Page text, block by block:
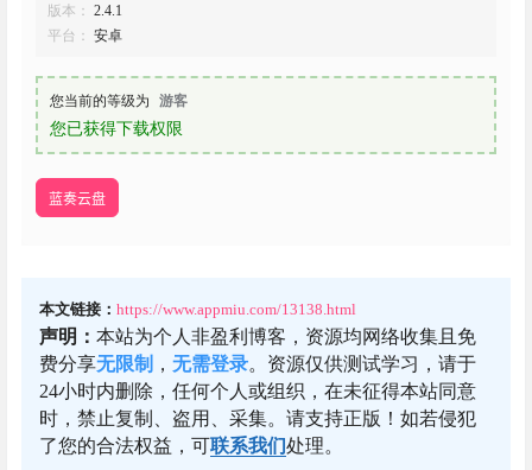
版本： 2.4.1
平台： 安卓
您当前的等级为 游客
您已获得下载权限
蓝奏云盘
本文链接： https://www.appmiu.com/13138.html
声明： 本站为个人非盈利博客，资源均网络收集且免
费分享无限制 ， 无需登录。资源仅供测试学习，请于
24小时内删除，任何个人或组织，在未征得本站同意
时，禁止复制、盗用、采集。请支持正版！如若侵犯
了您的合法权益，可联系我们处理。